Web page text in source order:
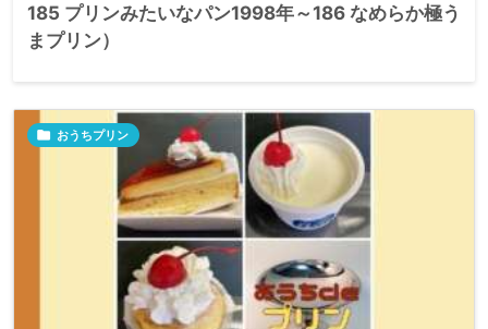
185 プリンみたいなパン1998年～186 なめらか極う
まプリン）
 おうちプリン